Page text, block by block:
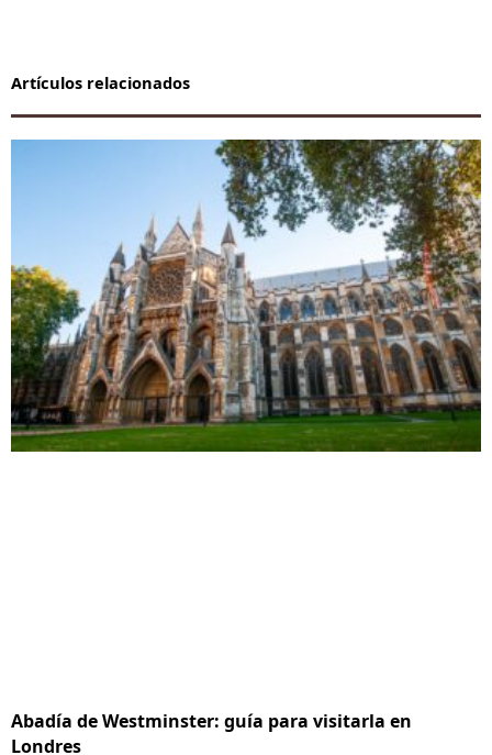
Artículos relacionados
Abadía de Westminster: guía para visitarla en
Londres